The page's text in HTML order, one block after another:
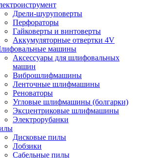
Дрели-шуруповерты
Перфораторы
Гайковерты и винтоверты
Аккумуляторные отвертки 4V
машины
Аксессуары для шлифовальных
машин
Виброшлифмашины
Ленточные шлифмашины
Реноваторы
Угловые шлифмашины (болгарки)
Эксцентриковые шлифмашины
Электрорубанки
Дисковые пилы
Лобзики
Сабельные пилы